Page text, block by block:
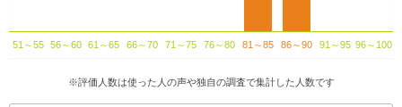
51～55 56～60 61～65 66～70 71～75 76～80 81～85 86～90 91～95 96～100
※評価人数は使った人の声や独自の調査で集計した人数です